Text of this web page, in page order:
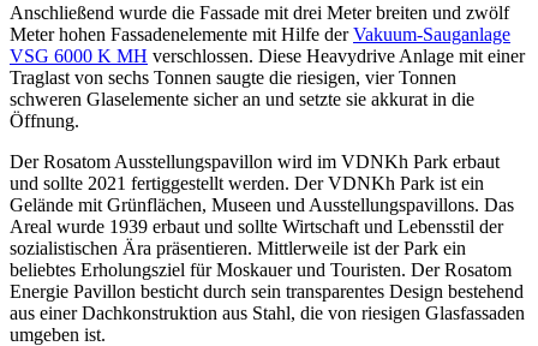
Anschließend wurde die Fassade mit drei Meter breiten und zwölf
Meter hohen Fassadenelemente mit Hilfe derVakuum-Sauganlage
VSG 6000 K MH verschlossen. Diese Heavydrive Anlage mit einer
Traglast von sechs Tonnen saugte die riesigen, vier Tonnen
schweren Glaselemente sicher an und setzte sie akkurat in die
Öffnung.
Der Rosatom Ausstellungspavillon wird im VDNKh Park erbaut
und sollte 2021 fertiggestellt werden. Der VDNKh Park ist ein
Gelände mit Grünflächen, Museen und Ausstellungspavillons. Das
Areal wurde 1939 erbaut und sollte Wirtschaft und Lebensstil der
sozialistischen Ära präsentieren. Mittlerweile ist der Park ein
beliebtes Erholungsziel für Moskauer und Touristen. Der Rosatom
Energie Pavillon besticht durch sein transparentes Design bestehend
aus einer Dachkonstruktion aus Stahl, die von riesigen Glasfassaden
umgeben ist.